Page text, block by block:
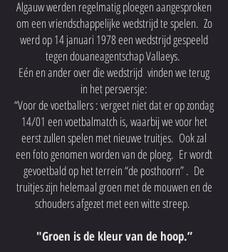
Algauw werden regelmatig ploegen aangesproken
om een vriendschappelijke wedstrijd te spelen. Zo
werd op 14 januari 1978 een wedstrijd gespeeld
tegen douaneagentschap Vallaeys.
Eén en ander over die wedstrijd vinden we terug
in het persversje:
“Voor de voetballers : vergeet niet dat er op zondag
14/01 een voetbalmatch is, waarbij we voor het
eerst zullen spelen met nieuwe truitjes. Ook zal
een foto genomen worden van de ploeg. Er wordt
gevoetbald op het terrein “de posthoorn” . De
truitjes zijn helemaal groen met de mouwen en de
schouders afgezet met een witte streep.
"Groen is de kleur van de hoop.”